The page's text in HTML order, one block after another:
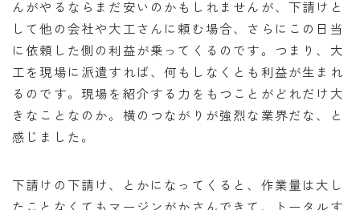
んがやるならまだ安いのかもしれませんが、下請けと
して他の会社や大工さんに頼む場合、さらにこの日当
に依頼した側の利益が乗ってくるのです。つまり、大
工を現場に派遣すれば、何もしなくとも利益が生まれ
るのです。現場を紹介する力をもつことがどれだけ大
きなことなのか。横のつながりが強烈な業界だな、と
感じました。
下請けの下請け、とかになってくると、作業量は大し
たことなくてもマージンがかさんできて、トータルす